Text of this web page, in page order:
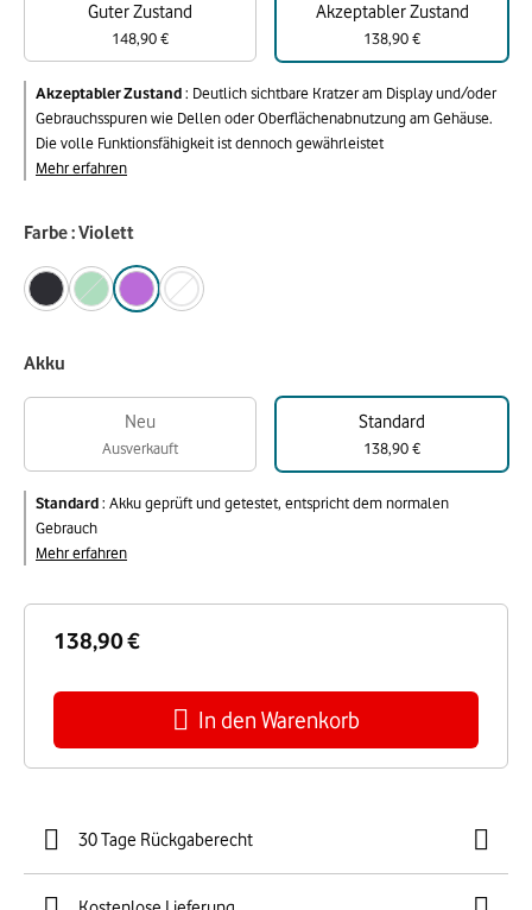
138,90 €
In den Warenkorb
Guter Zustand
148,90 €
Akzeptabler Zustand
138,90 €
Akzeptabler Zustand: Deutlich sichtbare Kratzer am Display und/oder
Gebrauchsspuren wie Dellen oder Oberflächenabnutzung am Gehäuse.
Die volle Funktionsfähigkeit ist dennoch gewährleistet
Mehr erfahren
Farbe : Violett
Akku
Neu
Ausverkauft
Standard
138,90 €
Standard: Akku geprüft und getestet, entspricht dem normalen
Gebrauch
Mehr erfahren
30 Tage Rückgaberecht